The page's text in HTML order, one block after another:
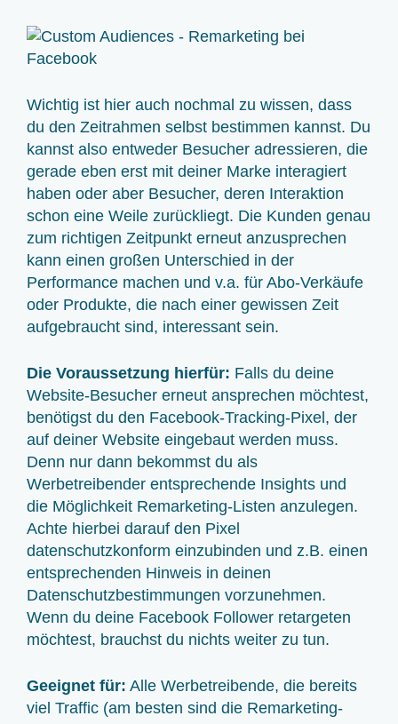
Wichtig ist hier auch nochmal zu wissen, dass
du den Zeitrahmen selbst bestimmen kannst. Du
kannst also entweder Besucher adressieren, die
gerade eben erst mit deiner Marke interagiert
haben oder aber Besucher, deren Interaktion
schon eine Weile zurückliegt. Die Kunden genau
zum richtigen Zeitpunkt erneut anzusprechen
kann einen großen Unterschied in der
Performance machen und v.a. für Abo-Verkäufe
oder Produkte, die nach einer gewissen Zeit
aufgebraucht sind, interessant sein.
Die Voraussetzung hierfür: Falls du deine
Website-Besucher erneut ansprechen möchtest,
benötigst du den Facebook-Tracking-Pixel, der
auf deiner Website eingebaut werden muss.
Denn nur dann bekommst du als
Werbetreibender entsprechende Insights und
die Möglichkeit Remarketing-Listen anzulegen.
Achte hierbei darauf den Pixel
datenschutzkonform einzubinden und z.B. einen
entsprechenden Hinweis in deinen
Datenschutzbestimmungen vorzunehmen.
Wenn du deine Facebook Follower retargeten
möchtest, brauchst du nichts weiter zu tun.
Geeignet für: Alle Werbetreibende, die bereits
viel Traffic (am besten sind die Remarketing-